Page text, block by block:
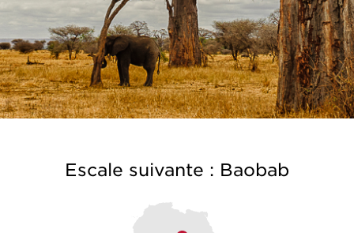
Escale suivante : Baobab